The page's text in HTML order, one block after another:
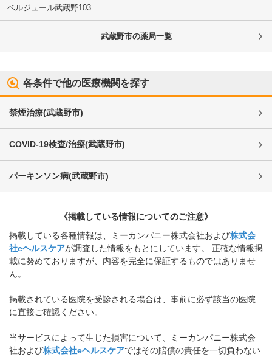
ベルジュール武蔵野103
武蔵野市の薬局一覧
各条件で他の医療機関を探す
禁煙治療(武蔵野市)
COVID-19検査/治療(武蔵野市)
パーキンソン病(武蔵野市)
《掲載している情報についてのご注意》
掲載している各種情報は、ミーカンパニー株式会社および株式会
社eヘルスケアが調査した情報をもとにしています。 正確な情報掲
載に努めておりますが、内容を完全に保証するものではありませ
ん。
掲載されている医院を受診される場合は、事前に必ず該当の医院
に直接ご確認ください。
当サービスによって生じた損害について、ミーカンパニー株式会
社および株式会社eヘルスケアではその賠償の責任を一切負わない